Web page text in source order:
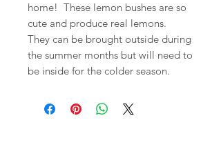
home! These lemon bushes are so
cute and produce real lemons.
They can be brought outside during
the summer months but will need to
be inside for the colder season.